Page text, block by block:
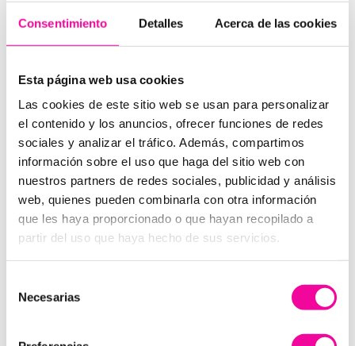
Consentimiento Detalles Acerca de las cookies
Esta página web usa cookies
Las cookies de este sitio web se usan para personalizar
el contenido y los anuncios, ofrecer funciones de redes
sociales y analizar el tráfico. Además, compartimos
información sobre el uso que haga del sitio web con
nuestros partners de redes sociales, publicidad y análisis
web, quienes pueden combinarla con otra información
que les haya proporcionado o que hayan recopilado a
partir del uso que haya hecho de sus servicios.
Necesarias
En medicina estética, la oxigenación hiperbárica
también resulta muy útil, especialmente para
– Reduce el estrés oxidativo, uno de los grandes
responsables del envejecimiento
– Renueva las capas superficiales de la piel
– Retrasa la aparición de arrugas
– Ayuda a prevenir las alteraciones cutáneas
Por todos estos motivos, la cámara hiperbárica se ha
convertido en un complemento perfecto para los
tratamientos de medicina estética antiaging.
cámara hiperbárica